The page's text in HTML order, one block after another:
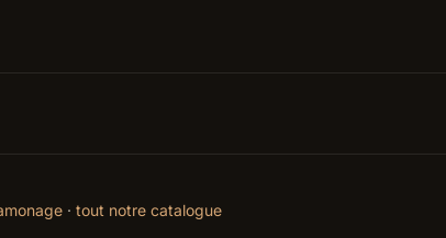
· tout notre catalogue